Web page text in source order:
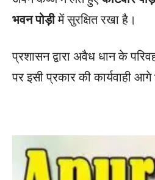
भवन पोड़ीमें सुरक्षित रखा है।
प्रशासन द्वारा अवैध धान के
पर इसी प्रकार की कार्यवाही आगे